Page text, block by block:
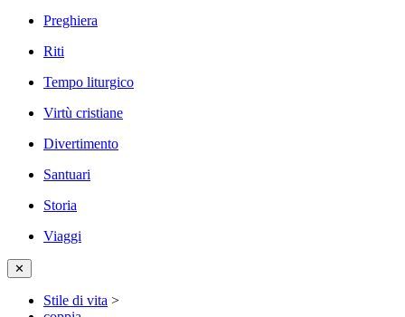
Preghiera
Riti
Tempo liturgico
Virtù cristiane
Divertimento
Santuari
Storia
Viaggi
✕
Stile di vita >